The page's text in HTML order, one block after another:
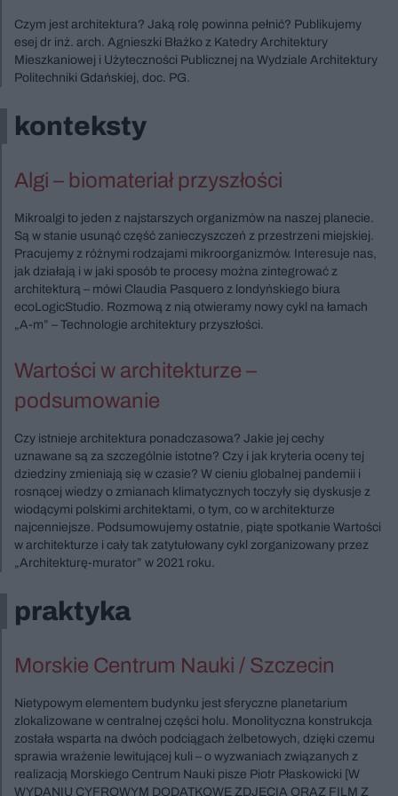
Czym jest architektura? Jaką rolę powinna pełnić? Publikujemy
esej dr inż. arch. Agnieszki Błażko z Katedry Architektury
Mieszkaniowej i Użyteczności Publicznej na Wydziale Architektury
Politechniki Gdańskiej, doc. PG.
konteksty
Algi – biomateriał przyszłości
Mikroalgi to jeden z najstarszych organizmów na naszej planecie.
Są w stanie usunąć część zanieczyszczeń z przestrzeni miejskiej.
Pracujemy z różnymi rodzajami mikroorganizmów. Interesuje nas,
jak działają i w jaki sposób te procesy można zintegrować z
architekturą – mówi Claudia Pasquero z londyńskiego biura
ecoLogicStudio. Rozmową z nią otwieramy nowy cykl na łamach
„A-m” – Technologie architektury przyszłości.
Wartości w architekturze –
podsumowanie
Czy istnieje architektura ponadczasowa? Jakie jej cechy
uznawane są za szczególnie istotne? Czy i jak kryteria oceny tej
dziedziny zmieniają się w czasie? W cieniu globalnej pandemii i
rosnącej wiedzy o zmianach klimatycznych toczyły się dyskusje z
wiodącymi polskimi architektami, o tym, co w architekturze
najcenniejsze. Podsumowujemy ostatnie, piąte spotkanie Wartości
w architekturze i cały tak zatytułowany cykl zorganizowany przez
„Architekturę-murator” w 2021 roku.
praktyka
Morskie Centrum Nauki / Szczecin
Nietypowym elementem budynku jest sferyczne planetarium
zlokalizowane w centralnej części holu. Monolityczna konstrukcja
została wsparta na dwóch podciągach żelbetowych, dzięki czemu
sprawia wrażenie lewitującej kuli – o wyzwaniach związanych z
realizacją Morskiego Centrum Nauki pisze Piotr Płaskowicki [W
WYDANIU CYFROWYM DODATKOWE ZDJĘCIA ORAZ FILM Z